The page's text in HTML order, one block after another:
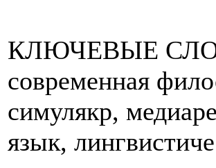
КЛЮЧЕВЫЕ
современная
симулякр,
язык,